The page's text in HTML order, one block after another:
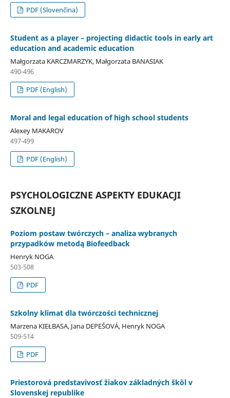
PDF (Slovenčina)
Student as a player – projecting didactic tools in early art
education and academic education
Małgorzata KARCZMARZYK, Małgorzata BANASIAK
490-496
PDF (English)
Moral and legal education of high school students
Alexey MAKAROV
497-499
PDF (English)
PSYCHOLOGICZNE ASPEKTY EDUKACJI
SZKOLNEJ
Poziom postaw twórczych – analiza wybranych
przypadków metodą Biofeedback
Henryk NOGA
503-508
PDF
Szkolny klimat dla twórczości technicznej
Marzena KIEŁBASA, Jana DEPEŠOVÁ, Henryk NOGA
509-514
PDF
Priestorová predstavivosť žiakov základných škôl v
Slovenskej republike